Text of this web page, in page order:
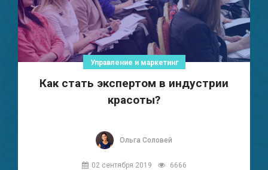
Управление и маркетинг
Как стать экспертом в индустрии
красоты?
Ольга Соловей
02 сентября 2019 6666